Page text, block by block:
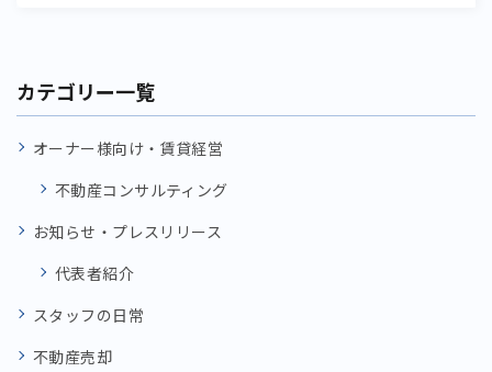
カテゴリー一覧
オーナー様向け・賃貸経営
不動産コンサルティング
お知らせ・プレスリリース
代表者紹介
スタッフの日常
不動産売却